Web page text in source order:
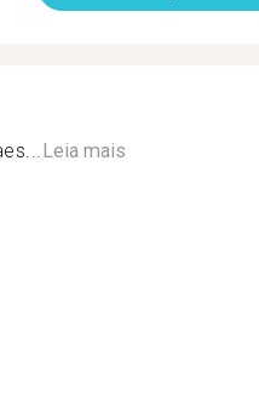
Leia mais